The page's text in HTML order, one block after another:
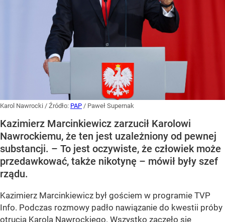
Karol Nawrocki / Źródło: PAP / Paweł Supernak
Kazimierz Marcinkiewicz zarzucił Karolowi
Nawrockiemu, że ten jest uzależniony od pewnej
substancji. – To jest oczywiste, że człowiek może
przedawkować, także nikotynę – mówił były szef
rządu.
Kazimierz Marcinkiewicz był gościem w programie TVP
Info. Podczas rozmowy padło nawiązanie do kwestii próby
otrucia Karola Nawrockiego. Wszystko zaczęło się